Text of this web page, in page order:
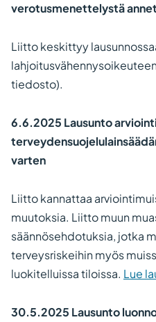
verotusmenettelystä
Liitto keskittyy
tiedosto).
6.6.2025 Lausunto
varten
Liitto kannattaa
muutoksia. Liitto muun
säännösehdotuksia, jotka
terveysriskeihin myös
luokitelluissa tiloissa. Lue
30.5.2025 Lausunto